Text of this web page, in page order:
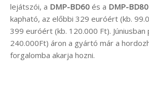
lejátszói, a DMP-BD60 és a DMP-BD80
kapható, az előbbi 329 euróért (kb.
399 euróért (kb. 120.000 Ft).
240.000Ft) áron a gyártó már a
forgalomba akarja hozni.